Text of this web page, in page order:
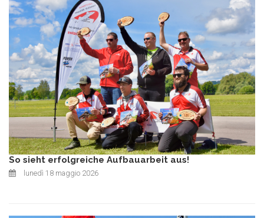
So sieht erfolgreiche Aufbauarbeit aus!
lunedì 18 maggio 2026